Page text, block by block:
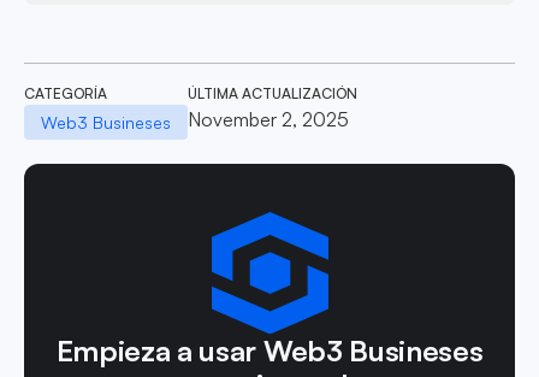
CATEGORÍA
Web3 Busineses
ÚLTIMA ACTUALIZACIÓN
November 2, 2025
Empieza a usar Web3 Busineses